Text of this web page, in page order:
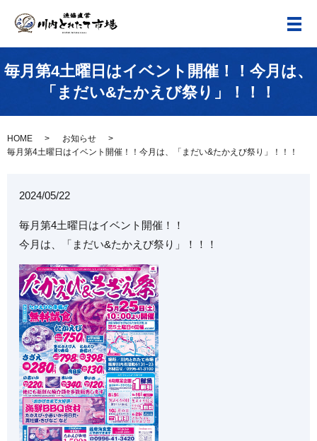
メ
毎月第4土曜日はイベント開催！！今月は、
「まだい&たかえび祭り」！！！
HOME
お知らせ
毎月第4土曜日はイベント開催！！今月は、「まだい&たかえび祭り」！！！
2024/05/22
毎月第4土曜日はイベント開催！！
今月は、「まだい&たかえび祭り」！！！